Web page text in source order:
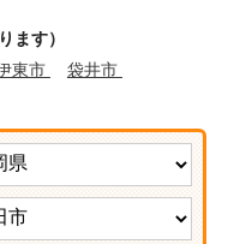
ます）
東市 袋井市